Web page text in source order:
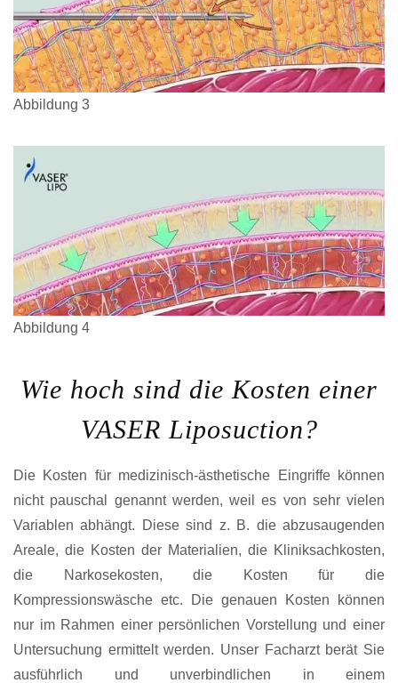
Abbildung 3
Abbildung 4
Wie hoch sind die Kosten einer
VASER Liposuction?
Die Kosten für medizinisch-ästhetische Eingriffe können
nicht pauschal genannt werden, weil es von sehr vielen
Variablen abhängt. Diese sind z. B. die abzusaugenden
Areale, die Kosten der Materialien, die Kliniksachkosten,
die Narkosekosten, die Kosten für die
Kompressionswäsche etc. Die genauen Kosten können
nur im Rahmen einer persönlichen Vorstellung und einer
Untersuchung ermittelt werden. Unser Facharzt berät Sie
ausführlich und unverbindlichen in einem